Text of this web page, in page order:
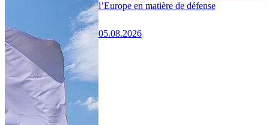
l’Europe en matière de défense
05.08.2026